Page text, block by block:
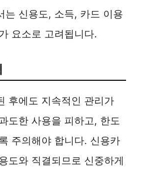
는 신용도, 소득, 카드 이용
요소로 고려됩니다.
후에도 지속적인 관리가
도한 사용을 피하고, 한도
주의해야 합니다. 신용카
도와 직결되므로 신중하게